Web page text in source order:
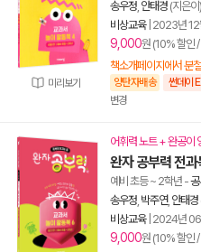
미리보기
송우정 안태경 (지은이)
비상교육| 2023년 12
9,000원 (10% 할인
책소개페이지에서 분
양탄자배송 썬데이
변경
어휘력 노트 + 완공이
완자 공부력 전
예비 초등 ~ 2학년 -
송우정 박주연, 안태경
비상교육| 2024년
9,000원 (10% 할인